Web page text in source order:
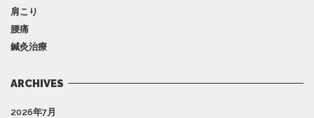
肩こり
腰痛
鍼灸治療
ARCHIVES
2026年7月